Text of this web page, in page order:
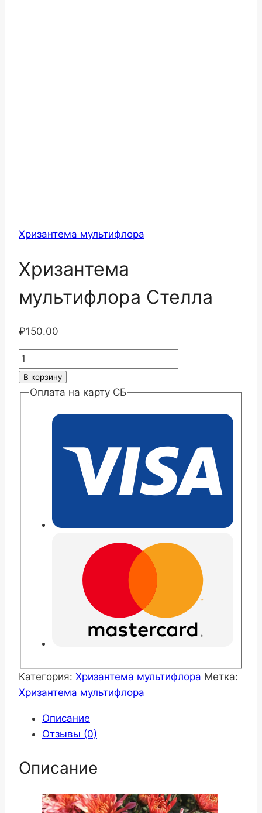
Хризантема мультифлора
Хризантема
мультифлора Стелла
₽150.00
Количество
товара
Хризантема
Стелла
В корзину
Оплата на карту СБ
Категория: Хризантема мультифлора Метка:
Хризантема мультифлора
Описание
Отзывы (0)
Описание